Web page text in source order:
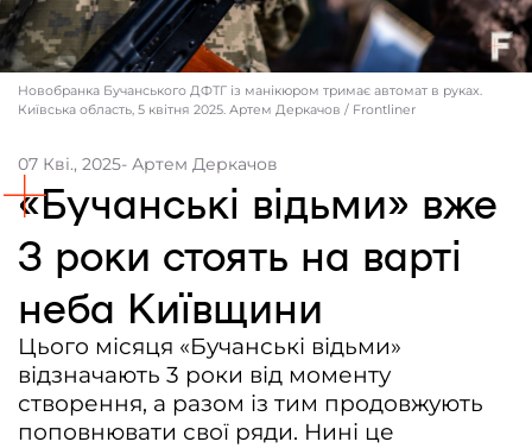
Про нас
Підтримати
Команда
Співпраця
Медіакіт
Партнери проєкту та подяка
Редакційна політика | Копірайт
Документи
Новобранка Бучанського ДФТГ із манікюром тримає автомат в руках.
Київcька область, 5 квітня 2025. Артем Деркачов / Frontliner
07 Кві., 2025- Артем Деркачов
«Бучанські відьми» вже
3 роки стоять на варті
неба Київщини
Цього місяця «Бучанські відьми»
відзначають 3 роки від моменту
створення, а разом із тим продовжують
поповнювати свої ряди. Нині це